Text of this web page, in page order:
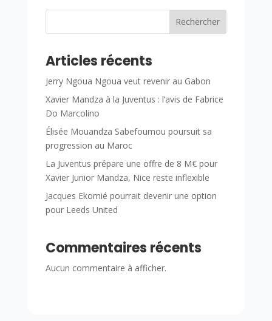
Rechercher
Articles récents
Jerry Ngoua Ngoua veut revenir au Gabon
Xavier Mandza à la Juventus : l’avis de Fabrice
Do Marcolino
Élisée Mouandza Sabefoumou poursuit sa
progression au Maroc
La Juventus prépare une offre de 8 M€ pour
Xavier Junior Mandza, Nice reste inflexible
Jacques Ekomié pourrait devenir une option
pour Leeds United
Commentaires récents
Aucun commentaire à afficher.